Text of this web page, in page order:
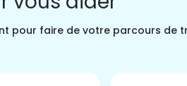
pour faire de votre parcours de